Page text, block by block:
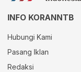
INFO KORANNTB
Hubungi Kami
Pasang Iklan
Redaksi